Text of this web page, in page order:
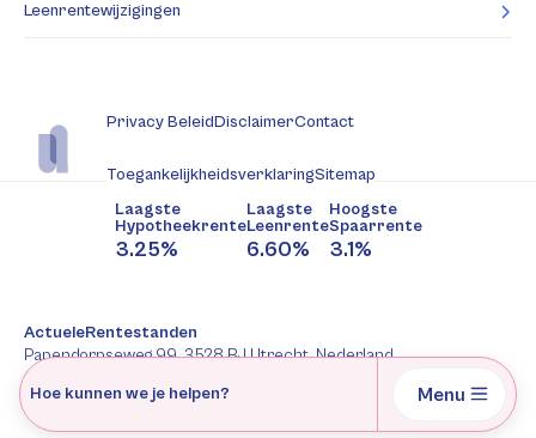
Leenrentewijzigingen
Privacy BeleidDisclaimerContact
ToegankelijkheidsverklaringSitemap
Laagste
Hypotheekrente
3.25%
Laagste
Leenrente
6.60%
Hoogste
Spaarrente
3.1%
ActueleRentestanden
Papendorpseweg 99, 3528 BJ Utrecht, Nederland
088-2277344
AFM: 12047091
Hoe kunnen we je helpen? Menu